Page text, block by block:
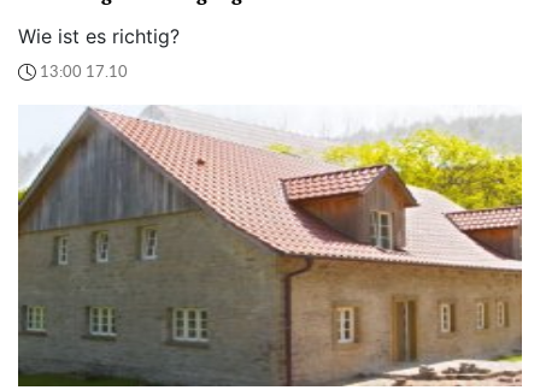
Wie ist es richtig?
13:00 17.10